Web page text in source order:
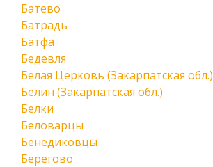
Батево
Батрадь
Батфа
Бедевля
Белая Церковь (Закарпатская обл.)
Белин (Закарпатская обл.)
Белки
Беловарцы
Бенедиковцы
Берегово